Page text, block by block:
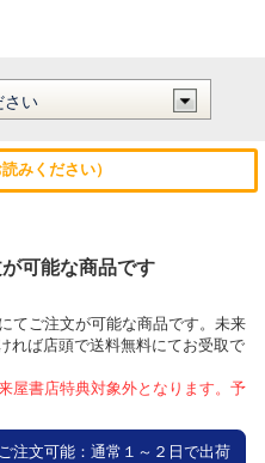
みください）
可能な商品です
てご注文が可能な商品です。未来
れば店頭で送料無料にてお受取で
屋書店特典対象外となります。予
ご注文可能：通常１～２日で出荷